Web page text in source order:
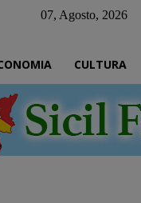
07, Agosto, 2026
CULTURA